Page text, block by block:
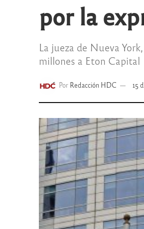
por la
La jueza de Nueva
millones a Eton Capital
Por Redacción HDC 15